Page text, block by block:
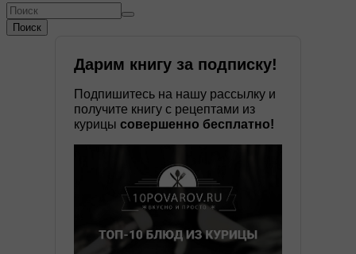
Поиск
Дарим книгу за подписку!
Подпишитесь на нашу рассылку и
получите книгу с рецептами из
курицы совершенно бесплатно!